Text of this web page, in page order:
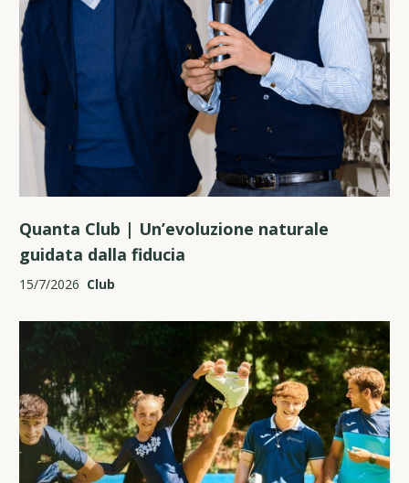
Quanta Club | Un’evoluzione naturale
guidata dalla fiducia
15/7/2026 Club